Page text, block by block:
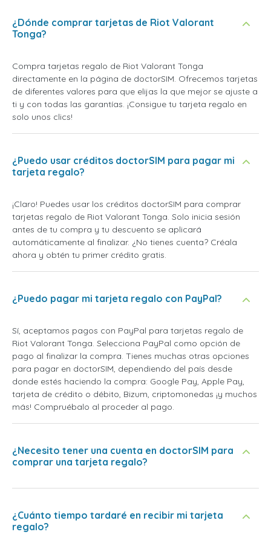
¿Dónde comprar tarjetas de Riot Valorant
Tonga?
Compra tarjetas regalo de Riot Valorant Tonga
directamente en la página de doctorSIM. Ofrecemos tarjetas
de diferentes valores para que elijas la que mejor se ajuste a
ti y con todas las garantías. ¡Consigue tu tarjeta regalo en
solo unos clics!
¿Puedo usar créditos doctorSIM para pagar mi
tarjeta regalo?
¡Claro! Puedes usar los créditos doctorSIM para comprar
tarjetas regalo de Riot Valorant Tonga. Solo inicia sesión
antes de tu compra y tu descuento se aplicará
automáticamente al finalizar. ¿No tienes cuenta? Créala
ahora y obtén tu primer crédito gratis.
¿Puedo pagar mi tarjeta regalo con PayPal?
Sí, aceptamos pagos con PayPal para tarjetas regalo de
Riot Valorant Tonga. Selecciona PayPal como opción de
pago al finalizar la compra. Tienes muchas otras opciones
para pagar en doctorSIM, dependiendo del país desde
donde estés haciendo la compra: Google Pay, Apple Pay,
tarjeta de crédito o débito, Bizum, criptomonedas ¡y muchos
más! Compruébalo al proceder al pago.
¿Necesito tener una cuenta en doctorSIM para
comprar una tarjeta regalo?
¿Cuánto tiempo tardaré en recibir mi tarjeta
regalo?